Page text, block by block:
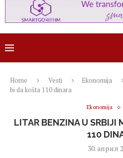
Home Vesti Ekonomija
bi da košta 110 dinara
Ekonomija
LITAR BENZINA U SRBIJI
110
30. април